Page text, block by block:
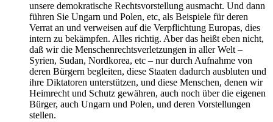
unsere demokratische Rechtsvorstellung ausmacht. Und dann
führen Sie Ungarn und Polen, etc, als Beispiele für deren
Verrat an und verweisen auf die Verpflichtung Europas, dies
intern zu bekämpfen. Alles richtig. Aber das heißt eben nicht,
daß wir die Menschenrechtsverletzungen in aller Welt –
Syrien, Sudan, Nordkorea, etc – nur durch Aufnahme von
deren Bürgern begleiten, diese Staaten dadurch ausbluten und
ihre Diktatoren unterstützen, und diese Menschen, denen wir
Heimrecht und Schutz gewähren, auch noch über die eigenen
Bürger, auch Ungarn und Polen, und deren Vorstellungen
stellen.